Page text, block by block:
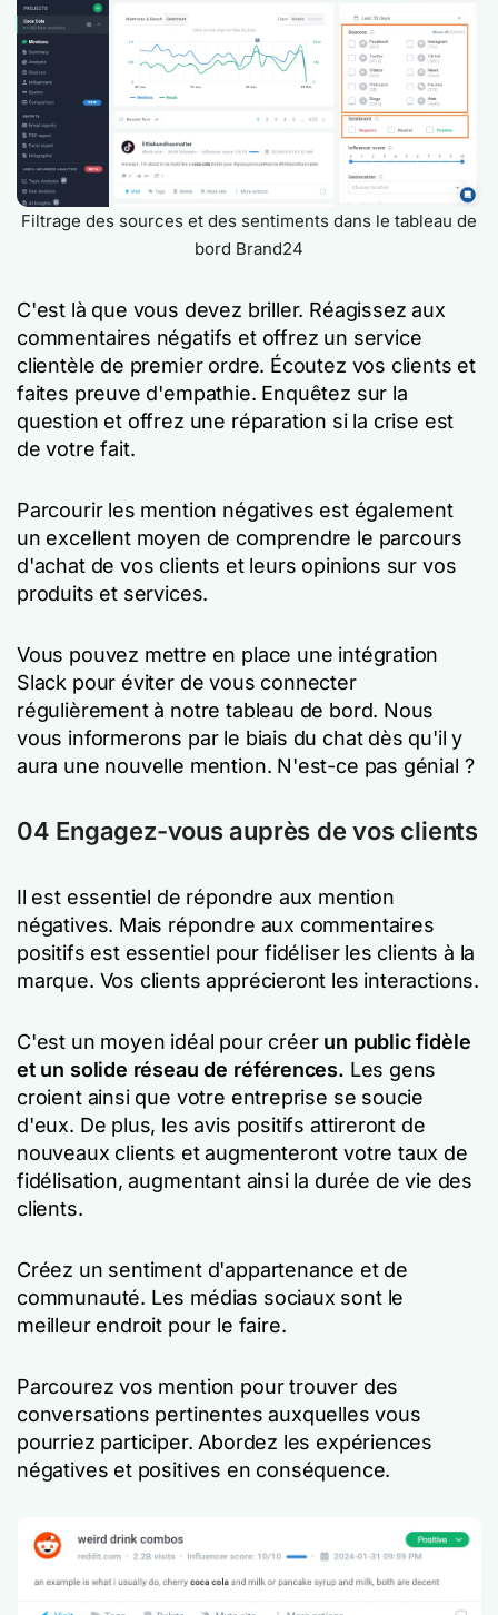
Filtrage des sources et des sentiments dans le tableau de
bord Brand24
C'est là que vous devez briller. Réagissez aux
commentaires négatifs et offrez un service
clientèle de premier ordre. Écoutez vos clients et
faites preuve d'empathie. Enquêtez sur la
question et offrez une réparation si la crise est
de votre fait.
Parcourir les mention négatives est également
un excellent moyen de comprendre le parcours
d'achat de vos clients et leurs opinions sur vos
produits et services.
Vous pouvez mettre en place une intégration
Slack pour éviter de vous connecter
régulièrement à notre tableau de bord. Nous
vous informerons par le biais du chat dès qu'il y
aura une nouvelle mention. N'est-ce pas génial ?
04 Engagez-vous auprès de vos clients
Il est essentiel de répondre aux mention
négatives. Mais répondre aux commentaires
positifs est essentiel pour fidéliser les clients à la
marque. Vos clients apprécieront les interactions.
C'est un moyen idéal pour créer un public fidèle
et un solide réseau de références. Les gens
croient ainsi que votre entreprise se soucie
d'eux. De plus, les avis positifs attireront de
nouveaux clients et augmenteront votre taux de
fidélisation, augmentant ainsi la durée de vie des
clients.
Créez un sentiment d'appartenance et de
communauté. Les médias sociaux sont le
meilleur endroit pour le faire.
Parcourez vos mention pour trouver des
conversations pertinentes auxquelles vous
pourriez participer. Abordez les expériences
négatives et positives en conséquence.